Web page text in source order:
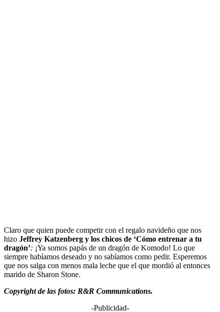
Claro que quien puede competir con el regalo navideño que nos
hizo Jeffrey Katzenberg y los chicos de ‘Cómo entrenar a tu
dragón’: ¡Ya somos papás de un dragón de Komodo! Lo que
siempre habíamos deseado y no sabíamos como pedir. Esperemos
que nos salga con menos mala leche que el que mordió al entonces
marido de Sharon Stone.
Copyright de las fotos: R&R Communications.
-Publicidad-